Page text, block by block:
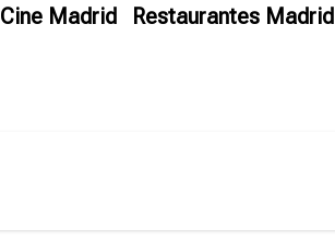
Cine Madrid Restaurantes Madrid